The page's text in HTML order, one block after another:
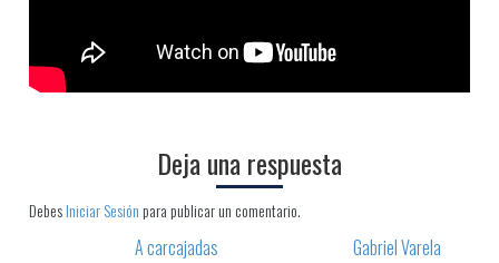
Deja una respuesta
DebesIniciar Sesión para publicar un comentario.
A carcajadas Gabriel Varela